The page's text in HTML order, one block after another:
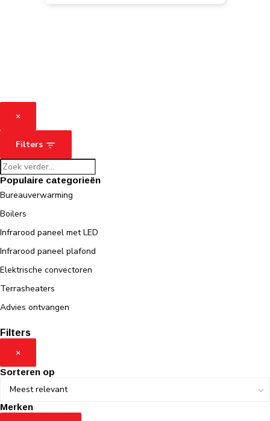
×
Filters
Populaire categorieën
Bureauverwarming
Boilers
Infrarood paneel met LED
Infrarood paneel plafond
Elektrische convectoren
Terrasheaters
Advies ontvangen
Filters
×
Sorteren op
Merken